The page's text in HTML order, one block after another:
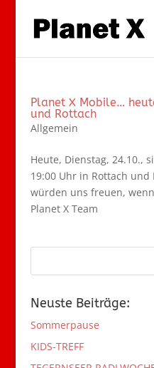
Planet X Mobile…
und Rottach
Allgemein
Heute, Dienstag, 24.10.,
19:00 Uhr in Rottach
würden uns freuen,
Planet X Team
Neuste Beiträge:
Sommerpause
KIDS-TREFF